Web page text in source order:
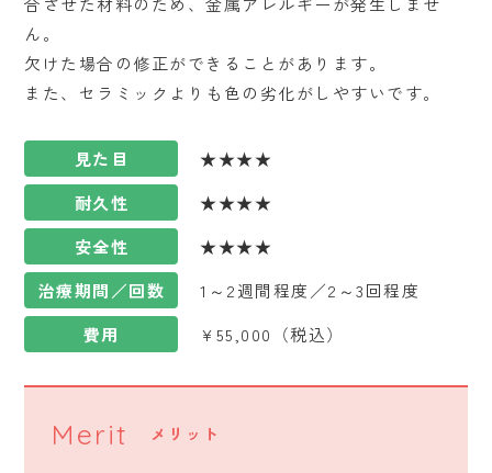
ん。
欠けた場合の修正ができることがあります。
また、セラミックよりも色の劣化がしやすいです。
見た目
★★★★
耐久性
★★★★
安全性
★★★★
治療期間／回数
1～2週間程度／2～3回程度
費用
¥55,000（税込）
Merit メリット